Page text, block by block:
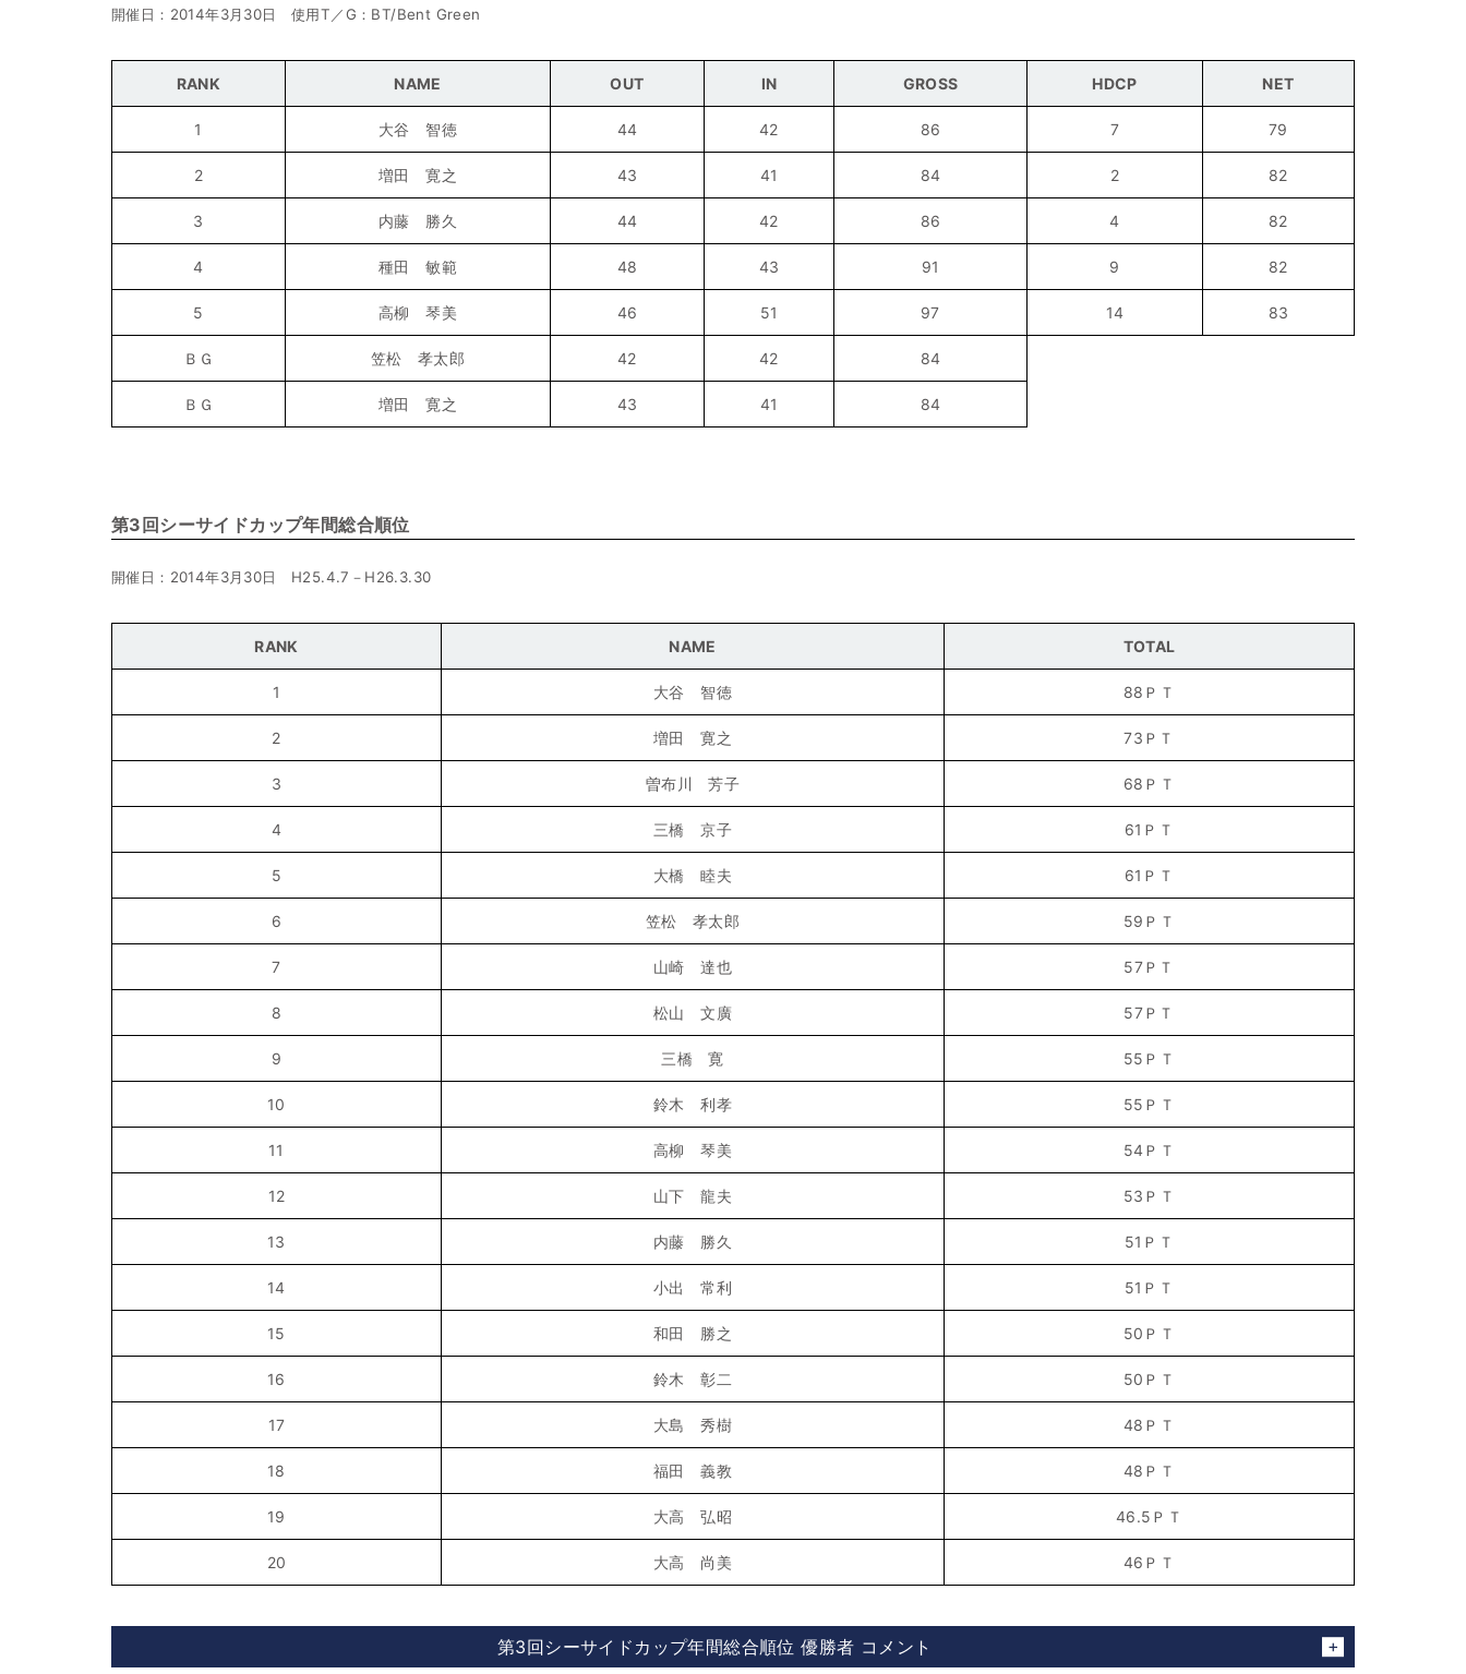
開催日：2014年3月30日 使用T／G：BT/Bent Green
RANK NAME OUT IN GROSS HDCP NET
1 大谷 智徳 44 42 86 7 79
2 増田 寛之 43 41 84 2 82
3 内藤 勝久 44 42 86 4 82
4 種田 敏範 48 43 91 9 82
5 高柳 琴美 46 51 97 14 83
ＢＧ 笠松 孝太郎 42 42 84
ＢＧ 増田 寛之 43 41 84
第3回シーサイドカップ年間総合順位
開催日：2014年3月30日 H25.4.7－H26.3.30
RANK NAME TOTAL
1 大谷 智徳 88ＰＴ
2 増田 寛之 73ＰＴ
3 曽布川 芳子 68ＰＴ
4 三橋 京子 61ＰＴ
5 大橋 睦夫 61ＰＴ
6 笠松 孝太郎 59ＰＴ
7 山崎 達也 57ＰＴ
8 松山 文廣 57ＰＴ
9 三橋 寛 55ＰＴ
10 鈴木 利孝 55ＰＴ
11 高柳 琴美 54ＰＴ
12 山下 龍夫 53ＰＴ
13 内藤 勝久 51ＰＴ
14 小出 常利 51ＰＴ
15 和田 勝之 50ＰＴ
16 鈴木 彰二 50ＰＴ
17 大島 秀樹 48ＰＴ
18 福田 義教 48ＰＴ
19 大高 弘昭 46.5ＰＴ
20 大高 尚美 46ＰＴ
第3回シーサイドカップ年間総合順位 優勝者 コメント